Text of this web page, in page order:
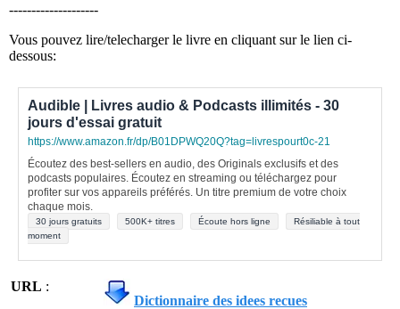
--------------------
Vous pouvez lire/telecharger le livre en cliquant sur le lien ci-
dessous:
Audible | Livres audio & Podcasts illimités - 30
jours d'essai gratuit
https://www.amazon.fr/dp/B01DPWQ20Q?tag=livrespourt0c-21
Écoutez des best-sellers en audio, des Originals exclusifs et des
podcasts populaires. Écoutez en streaming ou téléchargez pour
profiter sur vos appareils préférés. Un titre premium de votre choix
chaque mois.
30 jours gratuits 500K+ titres Écoute hors ligne
Résiliable à tout
moment
URL :
Dictionnaire des idees recues